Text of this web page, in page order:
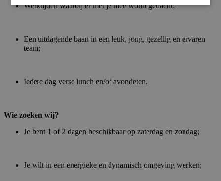
Werktijden waarbij er met je mee wordt gedacht;
Een uitdagende baan in een leuk, jong, gezellig en ervaren
team;
Iedere dag verse lunch en/of avondeten.
Wie zoeken wij?
Je bent 1 of 2 dagen beschikbaar op zaterdag en zondag;
Je wilt in een energieke en dynamisch omgeving werken;